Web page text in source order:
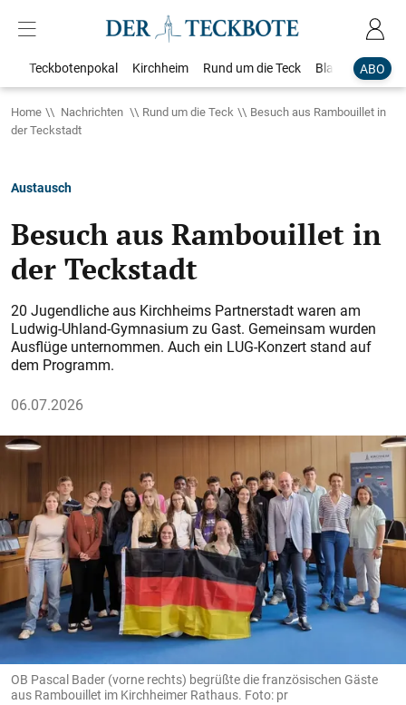
ABO
Teckbotenpokal Kirchheim Rund um die Teck Blaulicht
Home Nachrichten Rund um die Teck
Besuch aus Rambouillet in
der Teckstadt
Austausch
Besuch aus Rambouillet in
der Teckstadt
20 Jugendliche aus Kirchheims Partnerstadt waren am
Ludwig-Uhland-Gymnasium zu Gast. Gemeinsam wurden
Ausflüge unternommen. Auch ein LUG-Konzert stand auf
dem Programm.
06.07.2026
OB Pascal Bader (vorne rechts) begrüßte die französischen Gäste
aus Rambouillet im Kirchheimer Rathaus. Foto: pr